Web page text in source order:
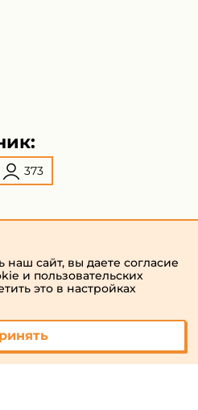
373
сайт, вы даете согласие
и пользовательских
это в настройках